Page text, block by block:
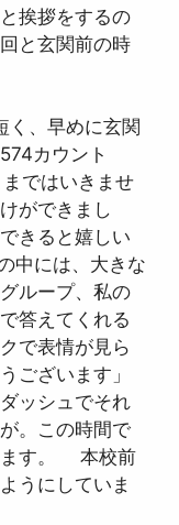
挨拶をするの
と玄関前の時
く、早めに玄関
カウント
ではいきませ
ができまし
きると嬉しい
中には、大きな
ループ、私の
答えてくれる
で表情が見ら
ございます」
ッシュでそれ
。この時間で
ます。 本校前
うにしていま